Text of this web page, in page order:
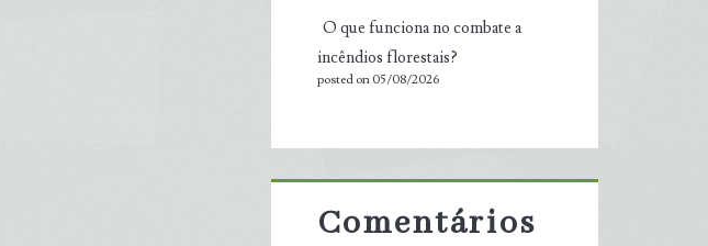
O que funciona no combate a
incêndios florestais?
posted on 05/08/2026
Comentários